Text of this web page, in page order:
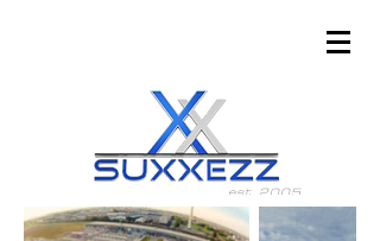
est. 2005